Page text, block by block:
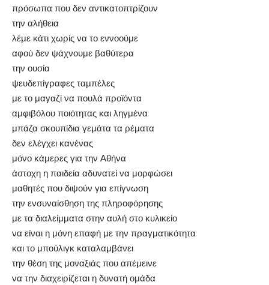
πρόσωπα που δεν αντικατοπτρίζουν
την αλήθεια
λέμε κάτι χωρίς να το εννοούμε
αφού δεν ψάχνουμε βαθύτερα
την ουσία
ψευδεπίγραφες ταμπέλες
με το μαγαζί να πουλά προϊόντα
αμφιβόλου ποιότητας και ληγμένα
μπάζα σκουπίδια γεμάτα τα ρέματα
δεν ελέγχει κανένας
μόνο κάμερες για την Αθήνα
άστοχη η παιδεία αδυνατεί να μορφώσει
μαθητές που διψούν για επίγνωση
την ενσυναίσθηση της πληροφόρησης
με τα διαλείμματα στην αυλή στο κυλικείο
να είναι η μόνη επαφή με την πραγματικότητα
και το μπούλιγκ καταλαμβάνει
την θέση της μοναξιάς που απέμεινε
να την διαχειρίζεται η δυνατή ομάδα